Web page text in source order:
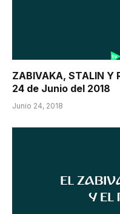
ZABIVAKA, STALIN Y
24 de Junio del 2018
Junio 24, 2018